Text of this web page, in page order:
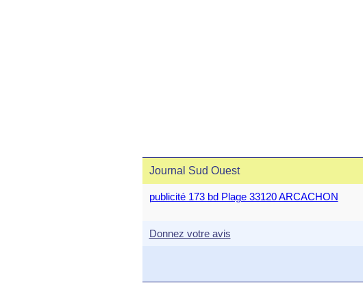
Journal Sud Ouest
publicité 173 bd Plage 33120 ARCACHON
Donnez votre avis